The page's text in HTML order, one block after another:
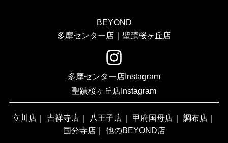
BEYOND
多摩センター店｜聖蹟桜ヶ丘店
多摩センター店Instagram
聖蹟桜ヶ丘店Instagram
立川店 ｜ 吉祥寺店 ｜ 八王子店 ｜ 甲府国母店 ｜ 調布店 ｜
国分寺店｜ 他のBEYOND店